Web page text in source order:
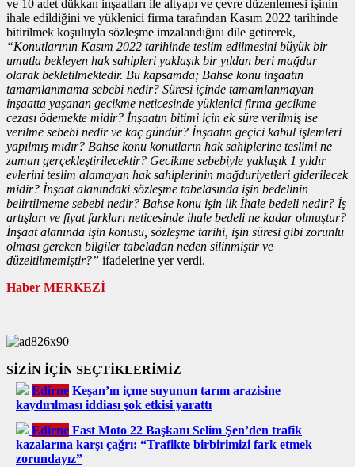
ve 10 adet dükkan inşaatları ile altyapı ve çevre düzenlemesi işinin
ihale edildiğini ve yüklenici firma tarafından Kasım 2022 tarihinde
bitirilmek koşuluyla sözleşme imzalandığını dile getirerek,
“Konutlarının Kasım 2022 tarihinde teslim edilmesini büyük bir
umutla bekleyen hak sahipleri yaklaşık bir yıldan beri mağdur
olarak bekletilmektedir. Bu kapsamda; Bahse konu inşaatın
tamamlanmama sebebi nedir? Süresi içinde tamamlanmayan
inşaatta yaşanan gecikme neticesinde yüklenici firma gecikme
cezası ödemekte midir? İnşaatın bitimi için ek süre verilmiş ise
verilme sebebi nedir ve kaç gündür? İnşaatın geçici kabul işlemleri
yapılmış mıdır? Bahse konu konutların hak sahiplerine teslimi ne
zaman gerçekleştirilecektir? Gecikme sebebiyle yaklaşık 1 yıldır
evlerini teslim alamayan hak sahiplerinin mağduriyetleri giderilecek
midir? İnşaat alanındaki sözleşme tabelasında işin bedelinin
belirtilmeme sebebi nedir? Bahse konu işin ilk İhale bedeli nedir? İş
artışları ve fiyat farkları neticesinde ihale bedeli ne kadar olmuştur?
İnşaat alanında işin konusu, sözleşme tarihi, işin süresi gibi zorunlu
olması gereken bilgiler tabeladan neden silinmiştir ve
düzeltilmemiştir?” ifadelerine yer verdi.
Haber MERKEZİ
SİZİN İÇİN SEÇTİKLERİMİZ
Edirne Keşan’ın içme suyunun tarım arazisine
kaydırılması iddiası şok etkisi yarattı
Edirne Fast Moto 22 Başkanı Selim Şen’den trafik
kazalarına karşı çağrı: “Trafikte birbirimizi fark etmek
zorundayız”